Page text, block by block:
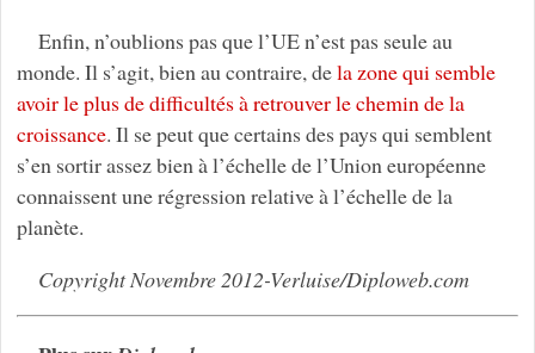
Enfin, n’oublions pas que l’UE n’est pas seule au
monde. Il s’agit, bien au contraire, dela zone qui semble
avoir le plus de difficultés à retrouver le chemin de la
croissance. Il se peut que certains des pays qui semblent
s’en sortir assez bien à l’échelle de l’Union européenne
connaissent une régression relative à l’échelle de la
planète.
Copyright Novembre 2012-Verluise/Diploweb.com